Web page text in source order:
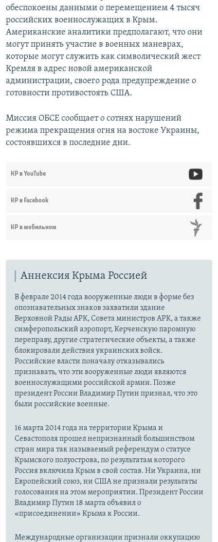
обеспокоены данными о перемещением 4 тысяч
российских военнослужащих в Крым.
Американские аналитики предполагают, что они
могут принять участие в военных маневрах,
которые могут служить как символический жест
Кремля в адрес новой американской
администрации, своего рода предупреждение о
готовности противостоять США.
Миссия ОБСЕ сообщает о сотнях нарушений
режима прекращения огня на востоке Украины,
состоявшихся в последние дни.
КР в YouTube
КР в Facebook
КР в мобильном
Аннексия Крыма Россией
В феврале 2014 года вооруженные люди в форме без
опознавательных знаков захватили здание
Верховной Рады АРК, Совета министров АРК, а также
симферопольский аэропорт, Керченскую паромную
переправу, другие стратегические объекты, а также
блокировали действия украинских войск.
Российские власти поначалу отказывались
признавать, что эти вооруженные люди являются
военнослужащими российской армии. Позже
президент России Владимир Путин признал, что это
были российские военные.
16 марта 2014 года на территории Крыма и
Севастополя прошел непризнанный большинством
стран мира так называемый референдум о статусе
Крымского полуострова, по результатам которого
Россия включила Крым в свой состав. Ни Украина, ни
Европейский союз, ни США не признали результаты
голосования на этом мероприятии. Президент России
Владимир Путин 18 марта объявил о
«присоединении» Крыма к России.
Международные организации признали оккупацию